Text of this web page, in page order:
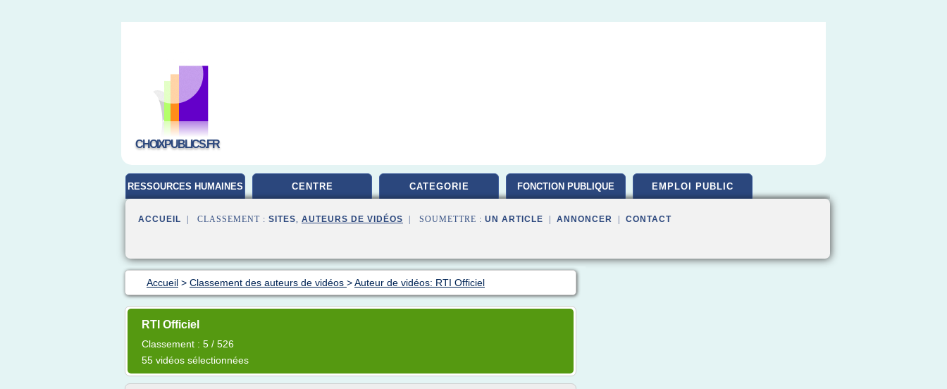
CHOIXPUBLICS.FR
RESSOURCES HUMAINES CENTRE CATEGORIE FONCTION PUBLIQUE EMPLOI PUBLIC
ACCUEIL | CLASSEMENT : SITES, AUTEURS DE VIDÉOS | SOUMETTRE : UN ARTICLE ANNONCER CONTACT
Accueil > Classement des auteurs de vidéos >Auteur de vidéos: RTI Officiel
RTI Officiel
Classement : 5 / 526
55 vidéos sélectionnées